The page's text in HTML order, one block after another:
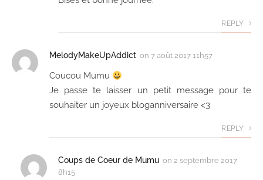
REPLY
MelodyMakeUpAddict on 7 août 2017 11h57
Coucou Mumu
Je passe te laisser un petit message pour te
souhaiter un joyeux bloganniversaire <3
REPLY
Coups de Coeur de Mumu on 2 septembre 2017
8h15